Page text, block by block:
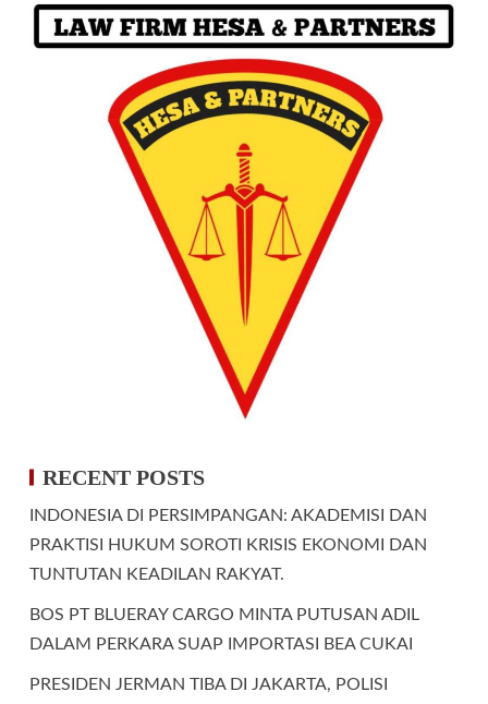
RECENT POSTS
INDONESIA DI PERSIMPANGAN: AKADEMISI DAN
PRAKTISI HUKUM SOROTI KRISIS EKONOMI DAN
TUNTUTAN KEADILAN RAKYAT.
BOS PT BLUERAY CARGO MINTA PUTUSAN ADIL
DALAM PERKARA SUAP IMPORTASI BEA CUKAI
PRESIDEN JERMAN TIBA DI JAKARTA, POLISI